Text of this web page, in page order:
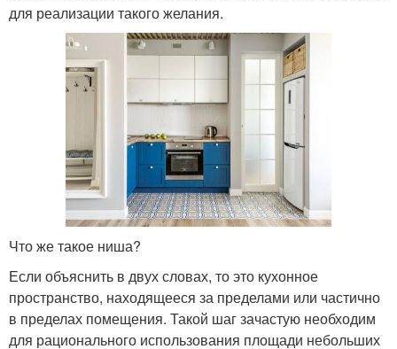
для реализации такого желания.
Что же такое ниша?
Если объяснить в двух словах, то это кухонное
пространство, находящееся за пределами или частично
в пределах помещения. Такой шаг зачастую необходим
для рационального использования площади небольших